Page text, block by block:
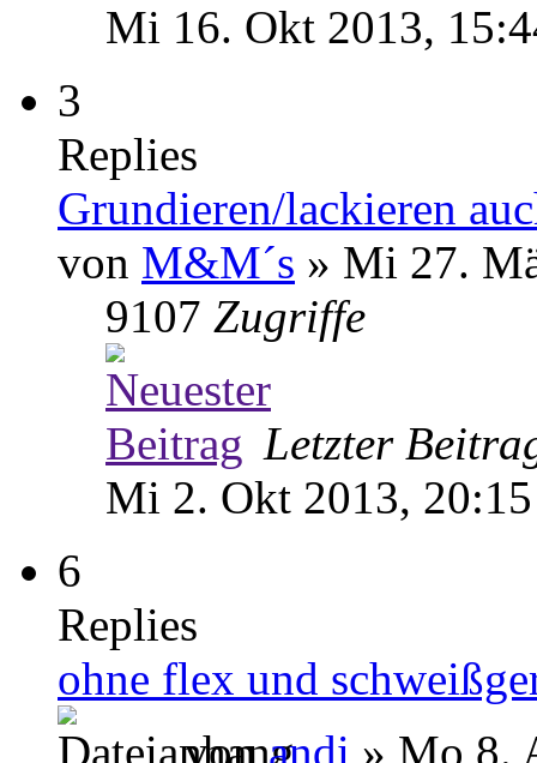
Mi 16. Okt 2013,
3
Replies
Grundieren/lackieren
von M&M´s » Mi 27.
9107 Zugriffe
Letzter
Mi 2. Okt 2013, 20:15
6
Replies
ohne flex und
vonandi » Mo 8.